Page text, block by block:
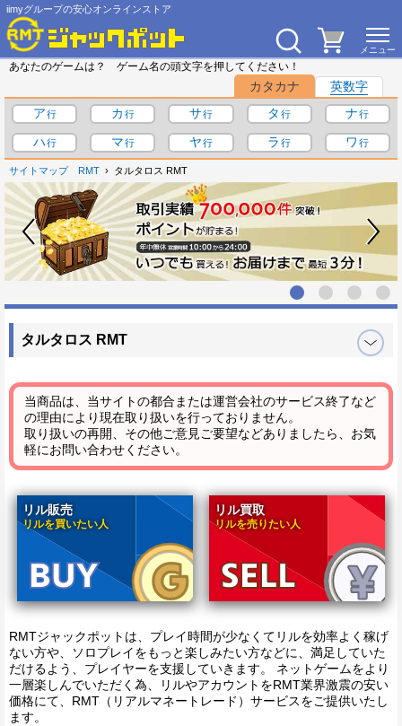
iimyグループの安心オンラインストア
あなたのゲームは？ ゲーム名の頭文字を押してください！
カタカナ
英数字
ア
カ サ タ
ナ
ハ
マ ヤ ラ ワ
サイトマップ RMT タルタロス RMT
タルタロス RMT
当商品は、当サイトの都合または運営会社のサービス終了など
の理由により現在取り扱いを行っておりません。
取り扱いの再開、その他ご意見ご要望などありましたら、お気
軽にお問い合わせください。
リル販売
リルを買いたい人
リル買取
リルを売りたい人
RMTジャックポットは、プレイ時間が少なくてリルを効率よく稼げ
ない方や、ソロプレイをもっと楽しみたい方などに、満足していた
だけるよう、プレイヤーを支援していきます。 ネットゲームをより
一層楽しんでいただく為、リルやアカウントをRMT業界激震の安い
価格にて、RMT（リアルマネートレード）サービスをご提供いたし
ます。